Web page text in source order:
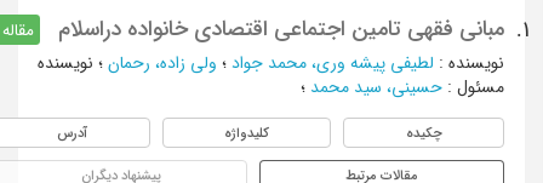
1. مبانی فقهی تامین اجتماعی اقتصادی خانواده دراسلام
مقاله
نویسنده: لطیفی پیشه وری، محمد جواد؛ ولی زاده، رحمان؛ نویسنده
مسئول : حسینی، سید محمد؛
چکیده کلیدواژه آدرس
مقالات مرتبط پیشنهاد دیگران